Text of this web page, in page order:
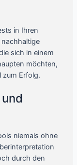
in Ihren
sich in einem
möchten,
zum Erfolg.
niemals ohne
durch den